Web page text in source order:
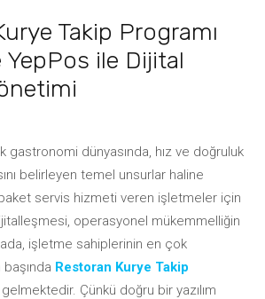
Takip Programı
YepPos ile Dijital
gastronomi dünyasında, hız ve doğruluk
belirleyen temel unsurlar haline
servis hizmeti veren işletmeler için
operasyonel mükemmelliğin
işletme sahiplerinin en çok
başında Restoran Kurye Takip
gelmektedir. Çünkü doğru bir yazılım